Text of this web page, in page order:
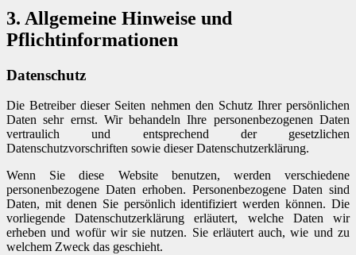
3. Allgemeine Hinweise und
Pflichtinformationen
Datenschutz
Die Betreiber dieser Seiten nehmen den Schutz Ihrer persönlichen
Daten sehr ernst. Wir behandeln Ihre personenbezogenen Daten
vertraulich und entsprechend der gesetzlichen
Datenschutzvorschriften sowie dieser Datenschutzerklärung.
Wenn Sie diese Website benutzen, werden verschiedene
personenbezogene Daten erhoben. Personenbezogene Daten sind
Daten, mit denen Sie persönlich identifiziert werden können. Die
vorliegende Datenschutzerklärung erläutert, welche Daten wir
erheben und wofür wir sie nutzen. Sie erläutert auch, wie und zu
welchem Zweck das geschieht.